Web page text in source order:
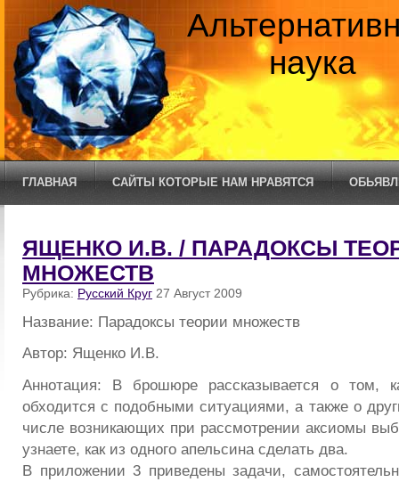
наука
ГЛАВНАЯ САЙТЫ КОТОРЫЕ НАМ НРАВЯТСЯ
ЯЩЕНКО И.В. / ПАРАДОКСЫ
МНОЖЕСТВ
Рубрика: Русский Круг 27 Август 2009
Название: Парадоксы теории множеств
Автор: Ященко И.В.
Аннотация: В брошюре рассказывается о том,
обходится с подобными ситуациями, а также о
числе возникающих при рассмотрении аксиомы
узнаете, как из одного апельсина сделать два.
В приложении 3 приведены задачи,